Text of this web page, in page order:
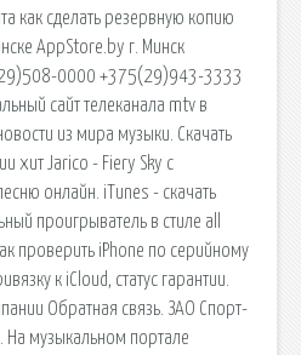
как сделать резервную копию
AppStore.by г. Минск
0000 +375(29)943-3333
сайт телеканала mtv в
из мира музыки. Скачать
хит Jarico - Fiery Sky с
онлайн. iTunes - скачать
проигрыватель в стиле all
проверить iPhone по серийному
к iCloud, статус гарантии.
Обратная связь. ЗАО Спорт-
На музыкальном портале